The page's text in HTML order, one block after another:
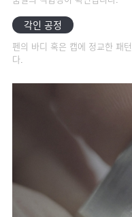
각인 공정
펜의 바디 혹은 캡에 정교한 패
다.